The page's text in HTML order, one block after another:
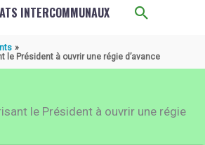
INTERCOMMUNAUX
le Président à ouvrir une régie d’avance
le Président à ouvrir une régie